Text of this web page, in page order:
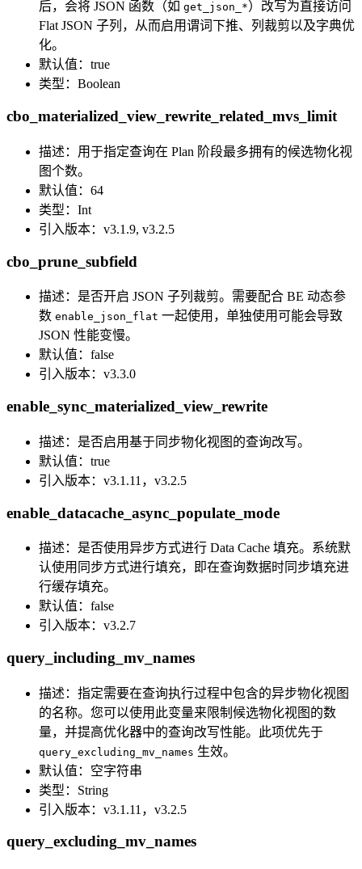
后，会将 JSON 函数（如 get_json_* ）改写为直接访问
Flat JSON 子列，从而启用谓词下推、列裁剪以及字典优
化。
默认值：true
类型：Boolean
cbo_materialized_view_rewrite_related_mvs_limit
描述：用于指定查询在 Plan 阶段最多拥有的候选物化视
图个数。
默认值：64
类型：Int
引入版本：v3.1.9, v3.2.5
cbo_prune_subfield
描述：是否开启 JSON 子列裁剪。需要配合 BE 动态参
数 enable_json_flat 一起使用，单独使用可能会导致
JSON 性能变慢。
默认值：false
引入版本：v3.3.0
enable_sync_materialized_view_rewrite
描述：是否启用基于同步物化视图的查询改写。
默认值：true
引入版本：v3.1.11，v3.2.5
enable_datacache_async_populate_mode
描述：是否使用异步方式进行 Data Cache 填充。系统默
认使用同步方式进行填充，即在查询数据时同步填充进
行缓存填充。
默认值：false
引入版本：v3.2.7
query_including_mv_names
描述：指定需要在查询执行过程中包含的异步物化视图
的名称。您可以使用此变量来限制候选物化视图的数
量，并提高优化器中的查询改写性能。此项优先于
query_excluding_mv_names 生效。
默认值：空字符串
类型：String
引入版本：v3.1.11，v3.2.5
query_excluding_mv_names